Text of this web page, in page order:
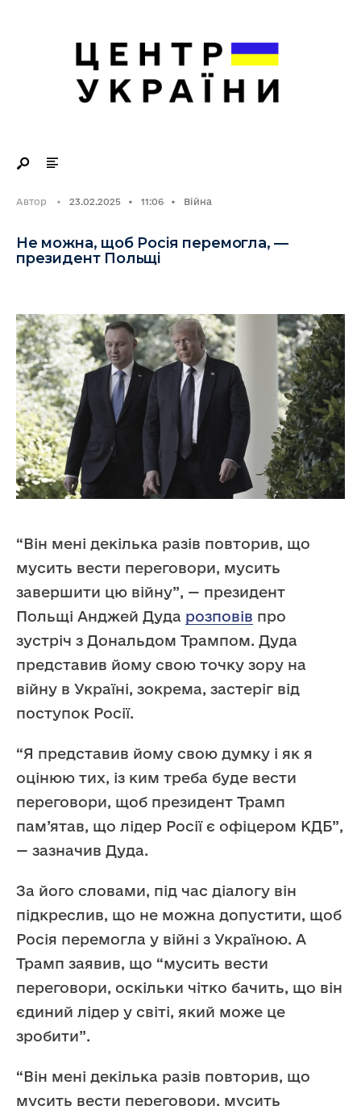
Автор • 23.02.2025 • 11:06 • Війна
Не можна, щоб Росія перемогла, —
президент Польщі
“Він мені декілька разів повторив, що
мусить вести переговори, мусить
завершити цю війну”, — президент
Польщі Анджей Дуда розповів про
зустріч з Дональдом Трампом. Дуда
представив йому свою точку зору на
війну в Україні, зокрема, застеріг від
поступок Росії.
“Я представив йому свою думку і як я
оцінюю тих, із ким треба буде вести
переговори, щоб президент Трамп
пам’ятав, що лідер Росії є офіцером КДБ”,
— зазначив Дуда.
За його словами, під час діалогу він
підкреслив, що не можна допустити, щоб
Росія перемогла у війні з Україною. А
Трамп заявив, що “мусить вести
переговори, оскільки чітко бачить, що він
єдиний лідер у світі, який може це
зробити”.
“Він мені декілька разів повторив, що
мусить вести переговори, мусить